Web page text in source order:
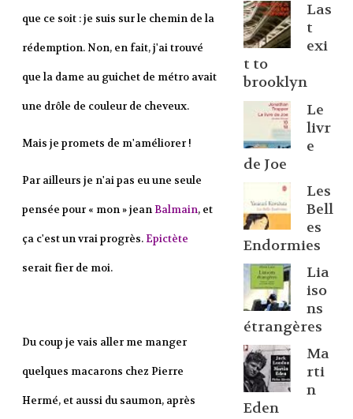
que ce soit : je suis sur le chemin de la
rédemption. Non, en fait, j'ai trouvé
que la dame au guichet de métro avait
une drôle de couleur de cheveux.
Mais je promets de m'améliorer !
Par ailleurs je n'ai pas eu une seule
pensée pour « mon » jeanBalmain, et
ça c'est un vrai progrès.Epictète
serait fier de moi.
Du coup je vais aller me manger
quelques macarons chez Pierre
Hermé, et aussi du saumon, après
Las
t
exi
t to
brooklyn
Le
livr
e
de Joe
Les
Bell
es
Endormies
Lia
iso
ns
étrangères
Ma
rti
n
Eden